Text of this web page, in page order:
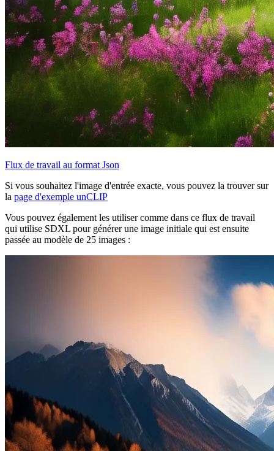
Flux de travail au format Json
Si vous souhaitez l'image d'entrée exacte, vous pouvez la trouver sur
la page d'exemple unCLIP
Vous pouvez également les utiliser comme dans ce flux de travail
qui utilise SDXL pour générer une image initiale qui est ensuite
passée au modèle de 25 images :